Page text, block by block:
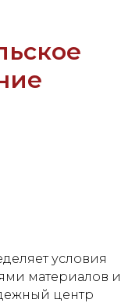
условия
материалов и
центр